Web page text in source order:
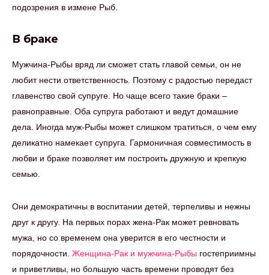
подозрения в измене Рыб.
В браке
Мужчина-Рыбы вряд ли сможет стать главой семьи, он не
любит нести ответственность. Поэтому с радостью передаст
главенство свой супруге. Но чаще всего такие браки –
равноправные. Оба супруга работают и ведут домашние
дела. Иногда муж-Рыбы может слишком тратиться, о чем ему
деликатно намекает супруга. Гармоничная совместимость в
любви и браке позволяет им построить дружную и крепкую
семью.
Они демократичны в воспитании детей, терпеливы и нежны
друг к другу. На первых порах жена-Рак может ревновать
мужа, но со временем она уверится в его честности и
порядочности. Женщина-Рак и мужчина-Рыбы гостеприимны
и приветливы, но большую часть времени проводят без